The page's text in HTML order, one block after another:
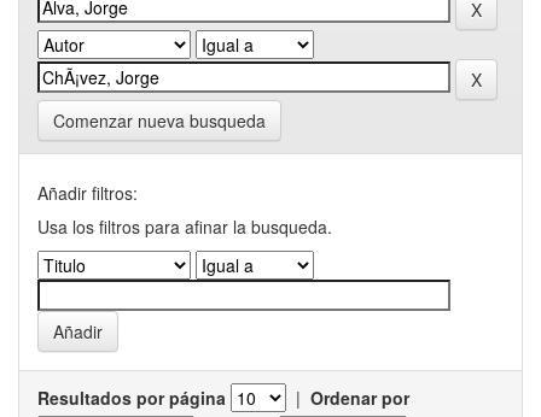
Comenzar nueva busqueda
Añadir filtros:
Usa los filtros para afinar la busqueda.
Resultados por página | Ordenar por